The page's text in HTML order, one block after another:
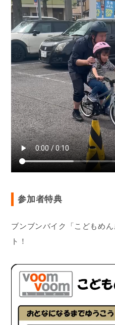
参加者特典
ブンブンバイク「こどもめ
ト！